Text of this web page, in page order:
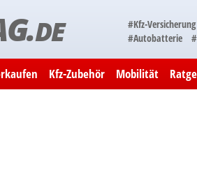
DE #Kfz-Versicherung
#Autobatterie
Kfz-Zubehör Mobilität